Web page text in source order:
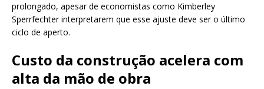
prolongado, apesar de economistas como Kimberley
Sperrfechter interpretarem que esse ajuste deve ser o último
ciclo de aperto.
Custo da construção acelera com
alta da mão de obra